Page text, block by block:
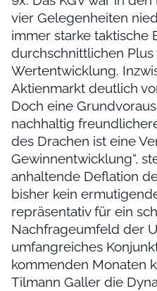
vier Gelegenheiten
immer starke taktische
durchschnittlichen
Wertentwicklung.
Aktienmarkt deutlich
Doch eine
nachhaltig
des Drachen ist eine
Gewinnentwicklung“,
anhaltende Deflation
bisher kein
repräsentativ für ein
Nachfrageumfeld der
umfangreiches
kommenden Monaten
Tilmann Galler die